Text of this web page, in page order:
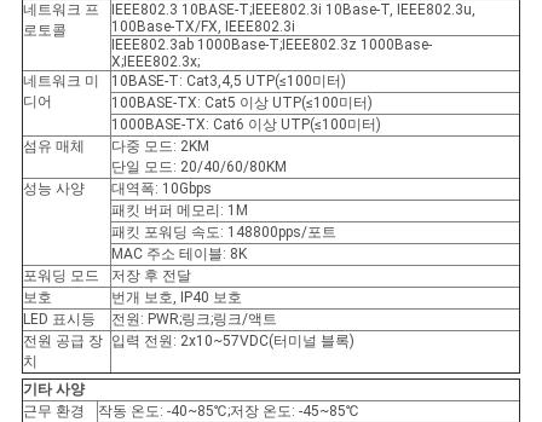
인
정
보
호
정
책
네트워크 프
로토콜
IEEE802.3 10BASE-T;IEEE802.3i 10Base-T, IEEE802.3u,
100Base-TX/FX, IEEE802.3i
IEEE802.3ab 1000Base-T;IEEE802.3z 1000Base-
X;IEEE802.3x;
네트워크 미
디어
10BASE-T: Cat3,4,5 UTP(≤100미터)
100BASE-TX: Cat5 이상 UTP(≤100미터)
1000BASE-TX: Cat6 이상 UTP(≤100미터)
섬유 매체
다중 모드: 2KM
단일 모드: 20/40/60/80KM
성능 사양
대역폭: 10Gbps
패킷 버퍼 메모리: 1M
패킷 포워딩 속도: 148800pps/포트
MAC 주소 테이블: 8K
포워딩 모드
저장 후 전달
보호
번개 보호, IP40 보호
LED 표시등
전원: PWR;링크;링크/액트
전원 공급 장
치
입력 전원: 2x10~57VDC(터미널 블록)
기타 사양
근무 환경
작동 온도: -40~85℃;저장 온도: -45~85℃